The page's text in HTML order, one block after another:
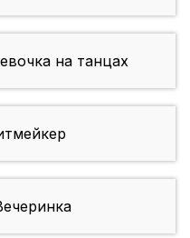
на танцах